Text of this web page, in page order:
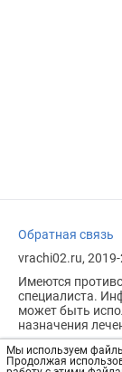
Мы используем
Продолжая
Обратная связь
vrachi02.ru, 2019-
Имеются
специалиста.
может быть
назначения
Возрастное